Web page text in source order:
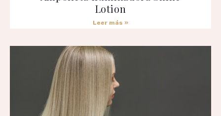
Lotion
Leer más »